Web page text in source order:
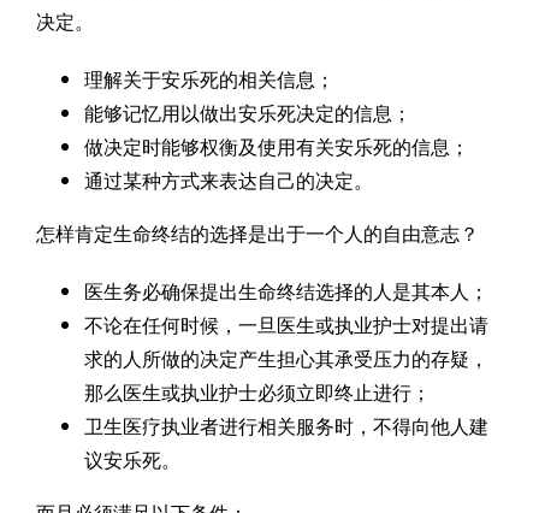
决定。
理解关于安乐死的相关信息；
能够记忆用以做出安乐死决定的信息；
做决定时能够权衡及使用有关安乐死的信息；
通过某种方式来表达自己的决定。
怎样肯定生命终结的选择是出于一个人的自由意志？
医生务必确保提出生命终结选择的人是其本人；
不论在任何时候，一旦医生或执业护士对提出请
求的人所做的决定产生担心其承受压力的存疑，
那么医生或执业护士必须立即终止进行；
卫生医疗执业者进行相关服务时，不得向他人建
议安乐死。